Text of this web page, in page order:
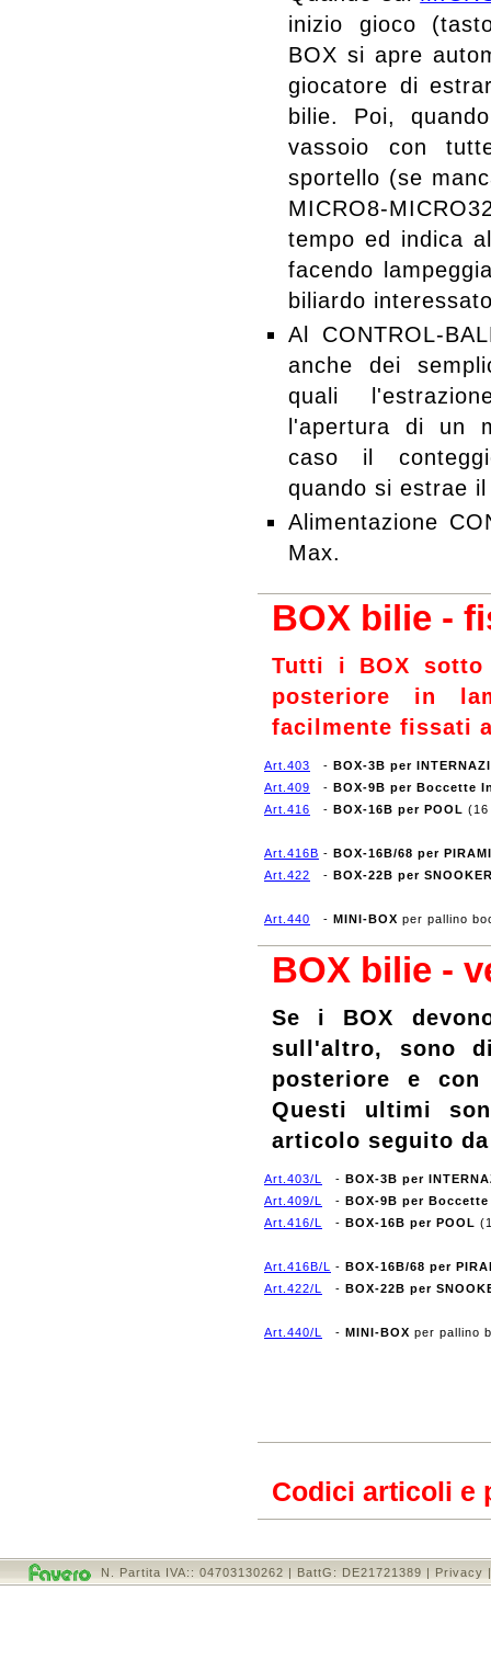
inizio gioco
BOX si apre
giocatore di
bilie. Poi,
vassoio con
sportello (se
MICRO8-
tempo ed indica
facendo
biliardo
Al CONTROL-
anche dei
quali
l'apertura di un
caso il
quando si estrae
Alimentazione
Max.
BOX bilie -
Tutti i BOX sotto
posteriore in
facilmente fissati
Art.403 - BOX-3B per
Art.409
- BOX-9B per Boccette
Art.416
- BOX-16B per POOL
Art.416B - BOX-16B/68 per
Art.422
- BOX-22B per
Art.440 - MINI-BOX per pallino
BOX bilie -
Se i BOX
sull'altro, sono
posteriore e con
Questi ultimi
articolo seguito
Art.403/L - BOX-3B per
Art.409/L
- BOX-9B per
Art.416/L
- BOX-16B per POOL
Art.416B/L - BOX-16B/68 per
Art.422/L
- BOX-22B per
Art.440/L - MINI-BOX per pallino
Codici articoli e
N. Partita IVA:: 04703130262 | BattG: DE21721389 | Privacy